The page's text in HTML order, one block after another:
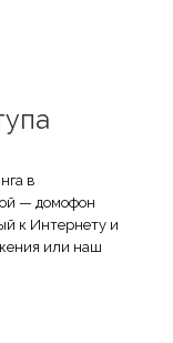
в
— домофон
к Интернету и
или наш